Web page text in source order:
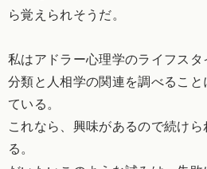
ら覚えられそうだ。
私はアドラー心理学のライフスタ
分類と人相学の関連を調べること
ている。
これなら、興味があるので続けら
る。